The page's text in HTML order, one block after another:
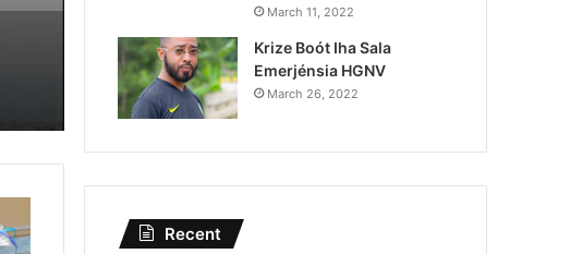
March 11, 2022
Krize Boót Iha Sala
Emerjénsia HGNV
March 26, 2022
Recent